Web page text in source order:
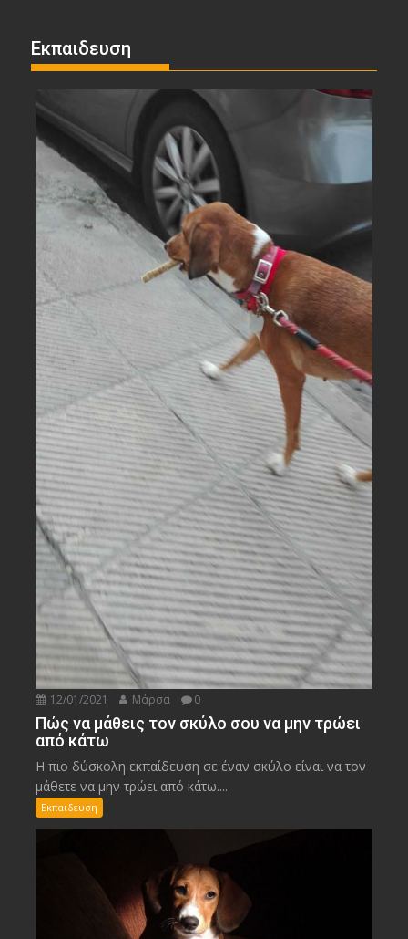
Εκπαιδευση
12/01/2021 Μάρσα 0
Πώς να μάθεις τον σκύλο σου να μην τρώει
από κάτω
Η πιο δύσκολη εκπαίδευση σε έναν σκύλο είναι να τον
μάθετε να μην τρώει από κάτω....
Εκπαιδευση